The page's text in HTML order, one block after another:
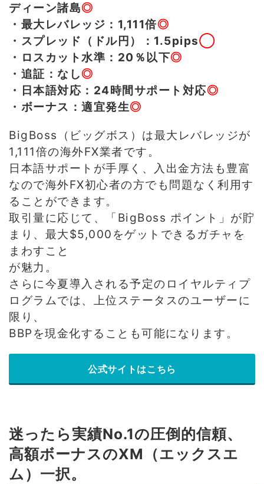
ディーン諸島◎
・最大レバレッジ：1,111倍◎
・スプレッド（ドル円）：1.5pips◯
・ロスカット水準：20％以下◎
・追証：なし◎
・日本語対応：24時間サポート対応◎
・ボーナス：適宜発生◎
BigBoss（ビッグボス）は最大レバレッジが
1,111倍の海外FX業者です。
日本語サポートが手厚く、入出金方法も豊富
なので海外FX初心者の方でも問題なく利用す
ることができます。
取引量に応じて、「BigBoss ポイント」が貯
まり、最大$5,000をゲットできるガチャを
まわすこと
が魅力。
さらに今夏導入される予定のロイヤルティプ
ログラムでは、上位ステータスのユーザーに
限り、
BBPを現金化することも可能になります。
公式サイトはこちら
迷ったら実績No.1の圧倒的信頼、
高額ボーナスのXM（エックスエ
ム）一択。